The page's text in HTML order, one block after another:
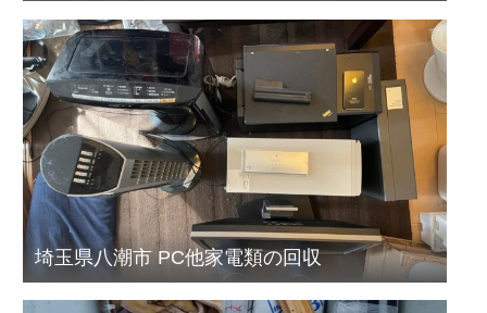
埼玉県八潮市 PC他家電類の回収